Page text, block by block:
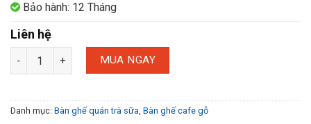
Bảo hành: 12 Tháng
Liên hệ
MUA NGAY
Danh mục: Bàn ghế quán trà sữa, Bàn ghế cafe gỗ